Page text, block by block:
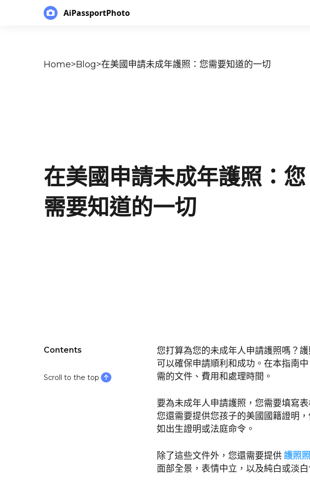
AiPassportPhoto
Home>Blog>在美國申請未成年護照：您需要知道的一切
在美國申請未成年護照：您
需要知道的一切
Contents
Scroll to the top
您打算為您的未成年人申請護照嗎？
可以確保申請順利和成功。在本指南
需的文件、費用和處理時間。
要為未成年人申請護照，您需要填寫
您還需要提供您孩子的美國國籍證明
如出生證明或法庭命令。
除了這些文件外，您還需要提供 護照
面部全景，表情中立，以及純白或淡白